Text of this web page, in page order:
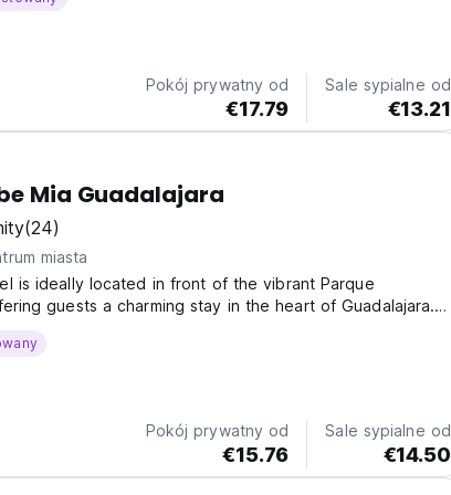
lokalizacji.
Pokój prywatny od
€17.79
Sale sypialne od
€13.21
Mia Guadalajara
(24)
miasta
is ideally located in front of the vibrant Parque
guests a charming stay in the heart of Guadalajara.
equipped kitchen, a living room...
Pokój prywatny od
€15.76
Sale sypialne od
€14.50